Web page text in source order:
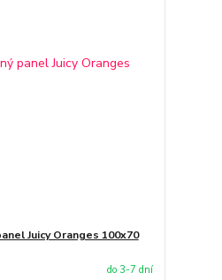
Juicy Oranges 100x70
do 3-7 dní